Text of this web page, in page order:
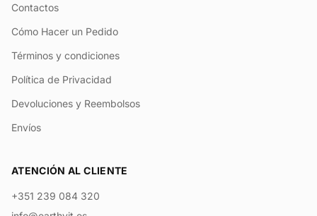
Contactos
Cómo Hacer un Pedido
Términos y condiciones
Política de Privacidad
Devoluciones y Reembolsos
Envíos
ATENCIÓN AL CLIENTE
+351 239 084 320